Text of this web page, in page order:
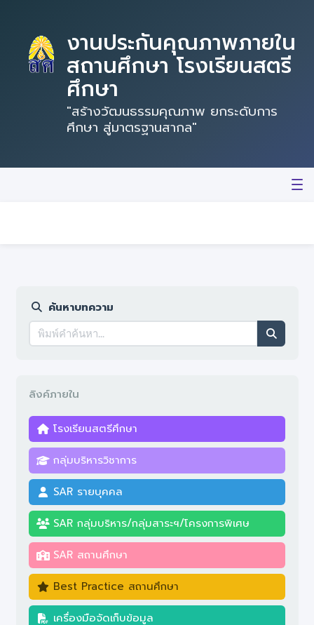
งานประกันคุณภาพภายใน
สถานศึกษา โรงเรียนสตรี
ศึกษา
"สร้างวัฒนธรรมคุณภาพ ยกระดับการ
ศึกษา สู่มาตรฐานสากล"
โครงสร้างบริหาร
ประกาศใช้มาตรฐานการศึกษา
ค้นหาบทความ
ลิงค์ภายใน
โรงเรียนสตรีศึกษา
กลุ่มบริหารวิชาการ
SAR รายบุคคล
SAR กลุ่มบริหาร/กลุ่มสาระฯ/โครงการพิเศษ
SAR สถานศึกษา
Best Practice สถานศึกษา
เครื่องมือจัดเก็บข้อมูล